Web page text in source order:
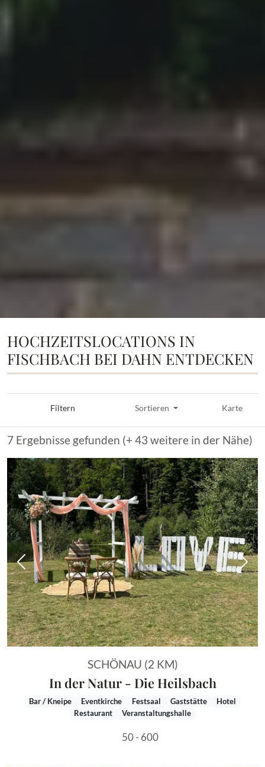
HOCHZEITSLOCATIONS IN
FISCHBACH BEI DAHN ENTDECKEN
Filtern Sortieren Karte
7 Ergebnisse gefunden (+ 43 weitere in der Nähe)
Vorheriges Bild
SCHÖNAU (2 KM)
In der Natur - Die Heilsbach
Bar / Kneipe Eventkirche Festsaal Gaststätte
Hotel
Restaurant
Veranstaltungshalle
50 - 600